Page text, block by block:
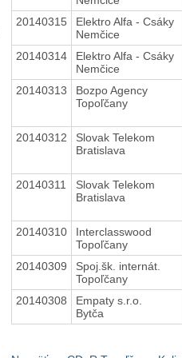
20140315
Elektro Alfa - Csáky
Nemčice
20140314
Elektro Alfa - Csáky
Nemčice
20140313
Bozpo Agency
Topoľčany
20140312
Slovak Telekom
Bratislava
20140311
Slovak Telekom
Bratislava
20140310
Interclasswood
Topoľčany
20140309
Spoj.šk. internát.
Topoľčany
20140308
Empaty s.r.o.
Bytča